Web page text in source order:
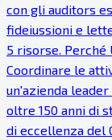
con gli auditors
fideiussioni e
5 risorse. Perché
Coordinare le
un'azienda
oltre 150 anni di
di eccellenza del